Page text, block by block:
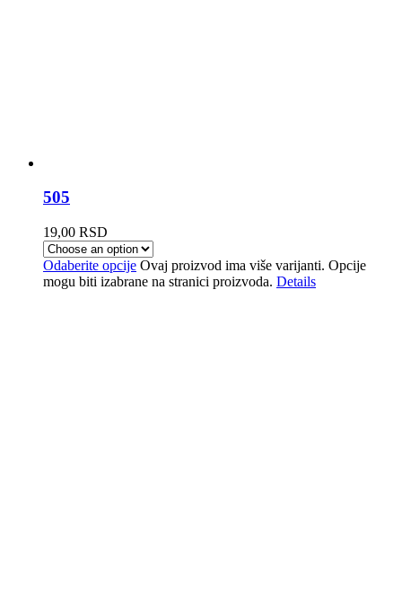
505
19,00 RSD
Odaberite opcije Ovaj proizvod ima više varijanti. Opcije
mogu biti izabrane na stranici proizvoda. Details